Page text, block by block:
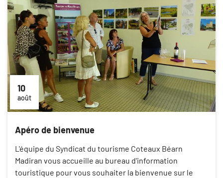
10
août
Apéro de bienvenue
L'équipe du Syndicat du tourisme Coteaux Béarn
Madiran vous accueille au bureau d'information
touristique pour vous souhaiter la bienvenue sur le